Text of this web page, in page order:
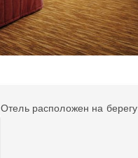
Отель расположен на